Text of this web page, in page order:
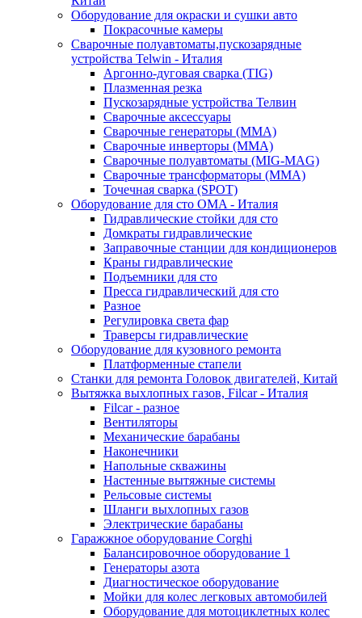
Оборудование для окраски и сушки авто
Покрасочные камеры
Сварочные полуавтоматы,пускозарядные
устройства Telwin - Италия
Аргонно-дуговая сварка (TIG)
Плазменная резка
Пускозарядные устройства Телвин
Сварочные аксессуары
Сварочные генераторы (MMA)
Сварочные инверторы (MMA)
Сварочные полуавтоматы (MIG-MAG)
Сварочные трансформаторы (MMA)
Точечная сварка (SPOT)
Оборудование для сто OMA - Италия
Гидравлические стойки для сто
Домкраты гидравлические
Заправочные станции для кондиционеров
Краны гидравлические
Подъемники для сто
Пресса гидравлический для сто
Разное
Регулировка света фар
Траверсы гидравлические
Оборудование для кузовного ремонта
Платформенные стапели
Станки для ремонта Головок двигателей, Китай
Вытяжка выхлопных газов, Filcar - Италия
Filcar - разное
Вентиляторы
Механические барабаны
Наконечники
Напольные скважины
Настенные вытяжные системы
Рельсовые системы
Шланги выхлопных газов
Электрические барабаны
Гаражжное оборудование Corghi
Балансировочное оборудование 1
Генераторы азота
Диагностическое оборудование
Мойки для колес легковых автомобилей
Оборудование для мотоциклетных колес